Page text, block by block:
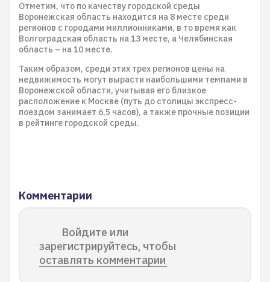
Отметим, что по качеству городской среды
Воронежская область находится на 8 месте среди
регионов с городами миллионниками, в то время как
Волгоградская область на 13 месте, а Челябинская
область – на 10 месте.
Таким образом, среди этих трех регионов цены на
недвижимость могут вырасти наибольшими темпами в
Воронежской области, учитывая его близкое
расположение к Москве (путь до столицы экспресс-
поездом занимает 6,5 часов), а также прочные позиции
в рейтинге городской среды.
Комментарии
Войдите или
зарегистрируйтесь, чтобы
оставлять комментарии